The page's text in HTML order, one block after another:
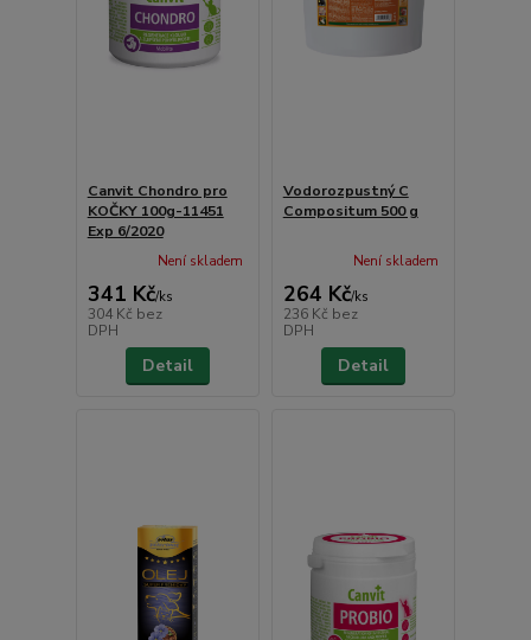
Canvit Chondro pro
KOČKY 100g-11451
Exp 6/2020
341 Kč/ks
304 Kč bez
DPH
Není skladem
Detail
Vodorozpustný C
Compositum 500 g
264 Kč/ks
236 Kč bez
DPH
Není skladem
Detail